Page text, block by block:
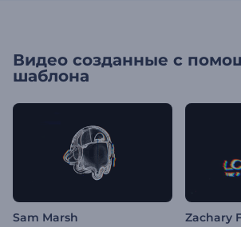
Видео созданные с
шаблона
Sam Marsh Zachary